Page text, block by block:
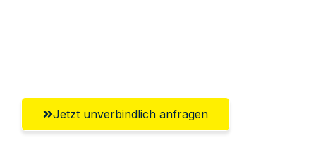
Jetzt unverbindlich anfragen